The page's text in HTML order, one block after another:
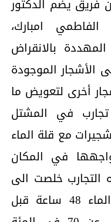
فريق يضم الدكتور
امبارك،
بالانقراض
الأشجار الموجودة
أخرى لتعويض ما
في المشتل
مع قلة الماء
في المكان
التجارب خلصت الى
أن البذرة يجب نقعها في الماء 48 ساعة قبل